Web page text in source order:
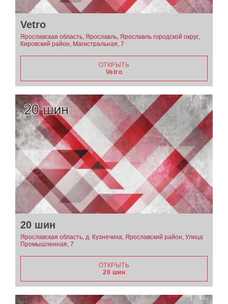
Vetro
Ярославская область, Ярославль, Ярославль городской округ,
Кировский район, Магистральная, 7
ОТКРЫТЬ
Vetro
20 шин
Ярославская область, д. Кузнечиха, Ярославский район, Улица
Промышленная, 7
ОТКРЫТЬ
20 шин